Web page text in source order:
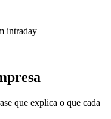
intraday
que explica o que cada